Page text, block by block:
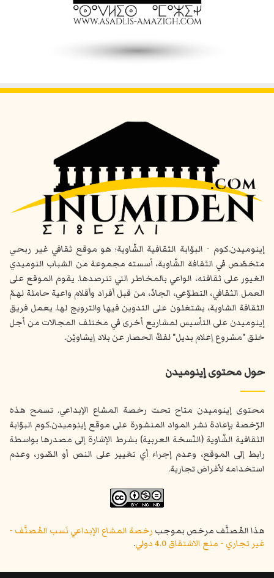
إينوميدن.كوم - البوّابة الثقافية الشّاوية؛ هو موقع ثقافي غير ربحي
متخصّص في الثقافة الشّاوية، أسسته مجموعة من الشباب النوميدي
الغيور على ثقافته، الواعي بالمخاطر التي تترصدها. يقوم الموقع على
العمل الثقافي، التطوّعي، الجادّ، من قبل أفراد وأقلام واعية حاملة لهمّ
الثقافة الشاوية، يشتغلون على التدوين فيها والترويج لها. يعمل فريق
إينوميدن على التأسيس لمشاريع أخرى في مختلف المجالات من أجل
خلق "مشروع إعلام بديل" لفكّ الحصار عن بلاد إيشاويّن.
حول محتوى إينوميدن
محتوى إينوميدن متاح تحت رخصة المشاع الإبداعي. تسمح هذه
الرّخصة بإعادة نشر المواد المنشورة على موقع إينوميدن.كوم البوّابة
الثقافية الشّاوية (النّسخة العربية) بشرط الإشارة إلى مصدرها بواسطة
رابط إلى الموقع، وعدم إجراء أي تغيير على النص أو الصّور، وعدم
استخدامه لأغراض تجارية.
هذا المُصنَّف مرخص بموجب رخصة المشاع الإبداعي نَسب المُصنَّف -
غير تجاري - منع الاشتقاق 4.0 دولي
.